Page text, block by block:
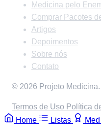
Medicina pelo
Comprar Pacotes
Artigos
Depoimentos
Sobre nós
Contato
© 2026 Projeto
Termos de Uso Política
Home
Listas